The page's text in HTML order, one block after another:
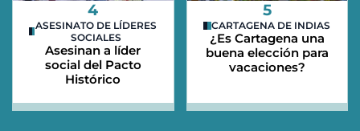
4
ASESINATO DE LÍDERES
SOCIALES
Asesinan a líder
social del Pacto
Histórico
5
CARTAGENA DE INDIAS
¿Es Cartagena una
buena elección para
vacaciones?